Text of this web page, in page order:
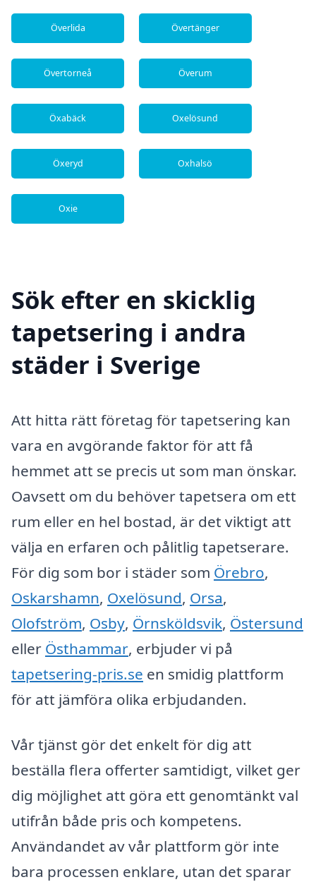
Överlida Övertänger
Övertorneå Överum
Öxabäck Oxelösund
Öxeryd Oxhalsö
Oxie
Sök efter en skicklig
tapetsering i andra
städer i Sverige
Att hitta rätt företag för tapetsering kan
vara en avgörande faktor för att få
hemmet att se precis ut som man önskar.
Oavsett om du behöver tapetsera om ett
rum eller en hel bostad, är det viktigt att
välja en erfaren och pålitlig tapetserare.
För dig som bor i städer som Örebro,
Oskarshamn, Oxelösund, Orsa,
Olofström, Osby, Örnsköldsvik, Östersund
eller Östhammar, erbjuder vi på
tapetsering-pris.se en smidig plattform
för att jämföra olika erbjudanden.
Vår tjänst gör det enkelt för dig att
beställa flera offerter samtidigt, vilket ger
dig möjlighet att göra ett genomtänkt val
utifrån både pris och kompetens.
Användandet av vår plattform gör inte
bara processen enklare, utan det sparar